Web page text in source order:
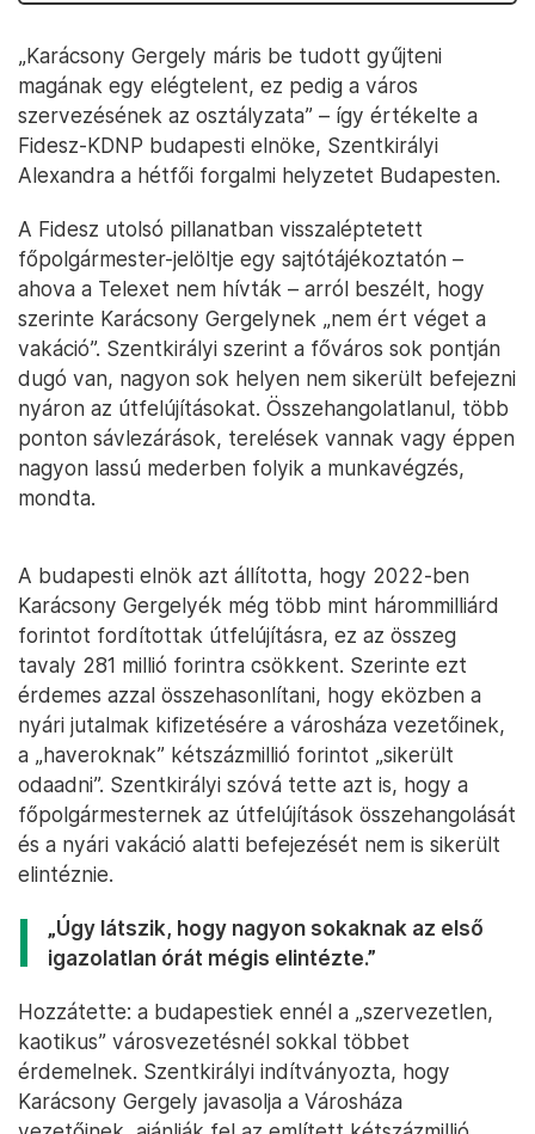
„Karácsony Gergely máris be tudott gyűjteni
magának egy elégtelent, ez pedig a város
szervezésének az osztályzata” – így értékelte a
Fidesz-KDNP budapesti elnöke, Szentkirályi
Alexandra a hétfői forgalmi helyzetet Budapesten.
A Fidesz utolsó pillanatban visszaléptetett
főpolgármester-jelöltje egy sajtótájékoztatón –
ahova a Telexet nem hívták – arról beszélt, hogy
szerinte Karácsony Gergelynek „nem ért véget a
vakáció”. Szentkirályi szerint a főváros sok pontján
dugó van, nagyon sok helyen nem sikerült befejezni
nyáron az útfelújításokat. Összehangolatlanul, több
ponton sávlezárások, terelések vannak vagy éppen
nagyon lassú mederben folyik a munkavégzés,
mondta.
A budapesti elnök azt állította, hogy 2022-ben
Karácsony Gergelyék még több mint hárommilliárd
forintot fordítottak útfelújításra, ez az összeg
tavaly 281 millió forintra csökkent. Szerinte ezt
érdemes azzal összehasonlítani, hogy eközben a
nyári jutalmak kifizetésére a városháza vezetőinek,
a „haveroknak” kétszázmillió forintot „sikerült
odaadni”. Szentkirályi szóvá tette azt is, hogy a
főpolgármesternek az útfelújítások összehangolását
és a nyári vakáció alatti befejezését nem is sikerült
elintéznie.
„Úgy látszik, hogy nagyon sokaknak az első
igazolatlan órát mégis elintézte.”
Hozzátette: a budapestiek ennél a „szervezetlen,
kaotikus” városvezetésnél sokkal többet
érdemelnek. Szentkirályi indítványozta, hogy
Karácsony Gergely javasolja a Városháza